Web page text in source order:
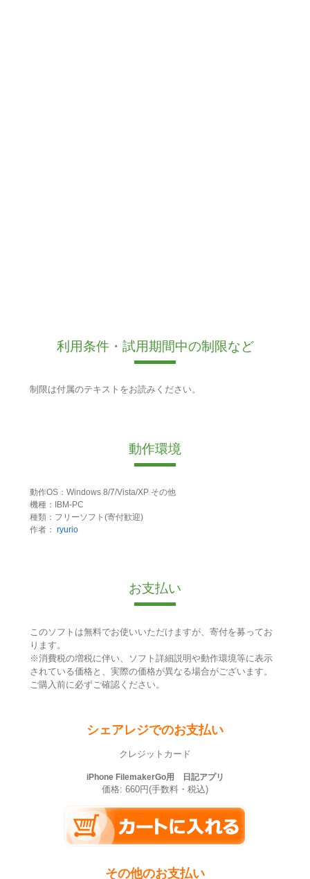
利用条件・試用期間中の制限など
制限は付属のテキストをお読みください。
動作環境
動作OS：Windows 8/7/Vista/XP その他
機種：IBM-PC
種類：フリーソフト(寄付歓迎)
作者： ryurio
お支払い
このソフトは無料でお使いいただけますが、寄付を募ってお
ります。
※消費税の増税に伴い、ソフト詳細説明や動作環境等に表示
されている価格と、実際の価格が異なる場合がございます。
ご購入前に必ずご確認ください。
シェアレジでのお支払い
クレジットカード
iPhone FilemakerGo用 日記アプリ
価格: 660円(手数料・税込)
その他のお支払い